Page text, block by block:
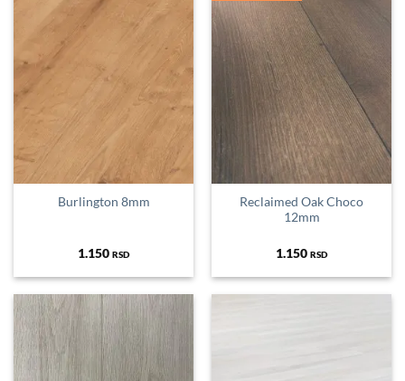
Burlington 8mm
1.150 RSD
Reclaimed Oak Choco
12mm
1.150 RSD